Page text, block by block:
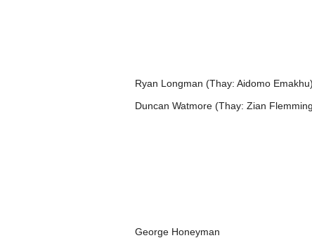
Ryan Longman (Thay: Aidomo Emakhu)
Duncan Watmore (Thay: Zian
George Honeyman